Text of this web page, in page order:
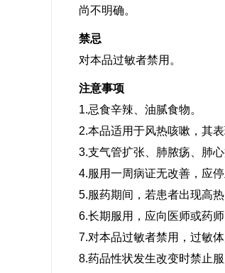
尚不明确。
禁忌
对本品过敏者禁用。
注意事项
1.忌食辛辣、油腻食物。
2.本品适用于风热咳嗽，其
3.支气管扩张、肺脓疡、肺
4.服用一周病证无改善，应
5.服药期间，若患者出现高
6.长期服用，应向医师或药师
7.对本品过敏者禁用，过敏体
8.药品性状发生改变时禁止服